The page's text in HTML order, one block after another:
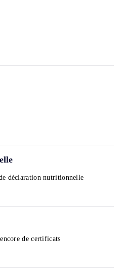
déclaration nutritionnelle
de certificats